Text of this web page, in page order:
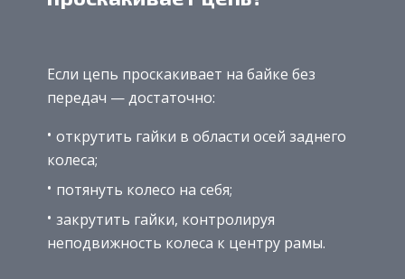
Если цепь проскакивает на байке без
передач — достаточно:
открутить гайки в области осей заднего
колеса;
потянуть колесо на себя;
закрутить гайки, контролируя
неподвижность колеса к центру рамы.